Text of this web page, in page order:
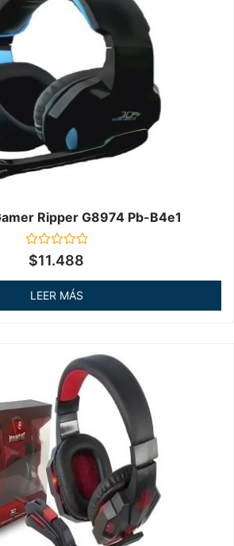
Ripper G8974 Pb-B4e1
Valorado
en
$11.488
LEER MÁS